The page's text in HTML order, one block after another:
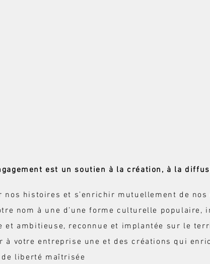
est un soutien à la création, à la
nos histoires et s’enrichir mutuellement de nos
nom à une d’une forme culturelle populaire,
et ambitieuse, reconnue et implantée sur le
à votre entreprise une et des créations qui
de liberté maîtrisée